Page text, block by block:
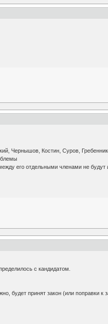
Чернышов, Костин, Суров,
его отдельными членами не будут
с кандидатом.
будет принят закон (или поправки к